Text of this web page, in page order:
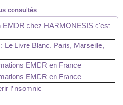
consultés
EMDR chez HARMONESIS c'est
Le Livre Blanc. Paris, Marseille,
EMDR en France.
EMDR en France.
l’insomnie